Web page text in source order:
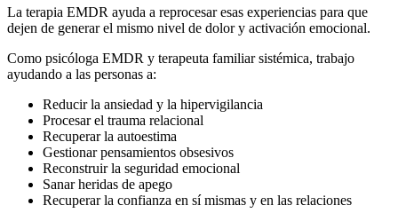
La terapia EMDR ayuda a reprocesar esas experiencias para que
dejen de generar el mismo nivel de dolor y activación emocional.
Como psicóloga EMDR y terapeuta familiar sistémica, trabajo
ayudando a las personas a:
Reducir la ansiedad y la hipervigilancia
Procesar el trauma relacional
Recuperar la autoestima
Gestionar pensamientos obsesivos
Reconstruir la seguridad emocional
Sanar heridas de apego
Recuperar la confianza en sí mismas y en las relaciones